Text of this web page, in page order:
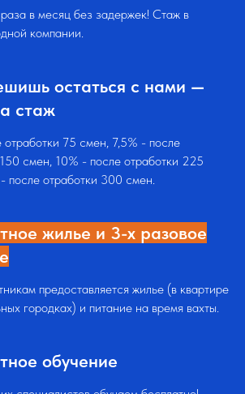
в месяц без задержек! Стаж в
компании.
остаться с нами —
стаж
отработки 75 смен, 7,5% - после
смен, 10% - после отработки 225
после отработки 300 смен.
жилье и 3-х разовое
предоставляется жилье (в квартире
городках) и питание на время вахты.
обучение